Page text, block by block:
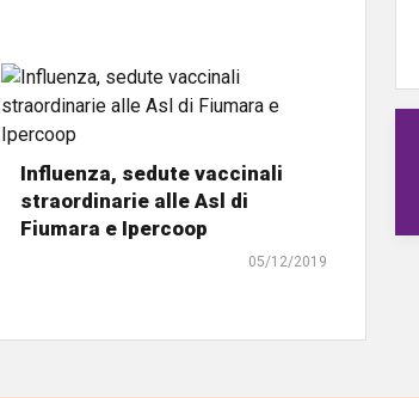
Influenza, sedute vaccinali
straordinarie alle Asl di
Fiumara e Ipercoop
05/12/2019